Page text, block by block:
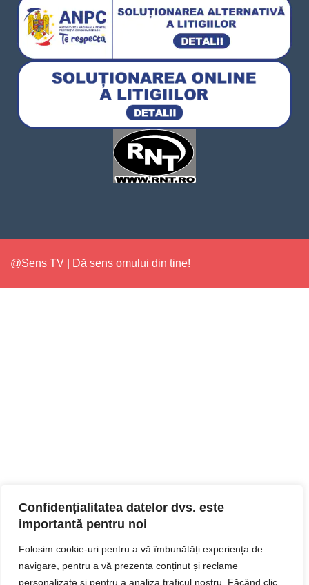
Confidențialitatea datelor dvs. este
importantă pentru noi
Folosim cookie-uri pentru a vă îmbunătăți experiența de
navigare, pentru a vă prezenta conținut și reclame
personalizate și pentru a analiza traficul nostru. Făcând clic
@Sens TV | Dă sens omului din tine!